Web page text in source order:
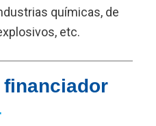
químicas, de
etc.